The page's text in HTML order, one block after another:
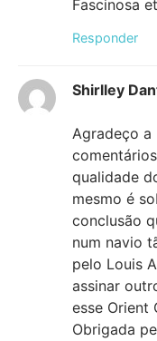
Fascinosa
Responder
Shirlley
Agradeço a
qualidade
mesmo é
conclusão
num navio
pelo Louis
assinar
esse Orient
Obrigada